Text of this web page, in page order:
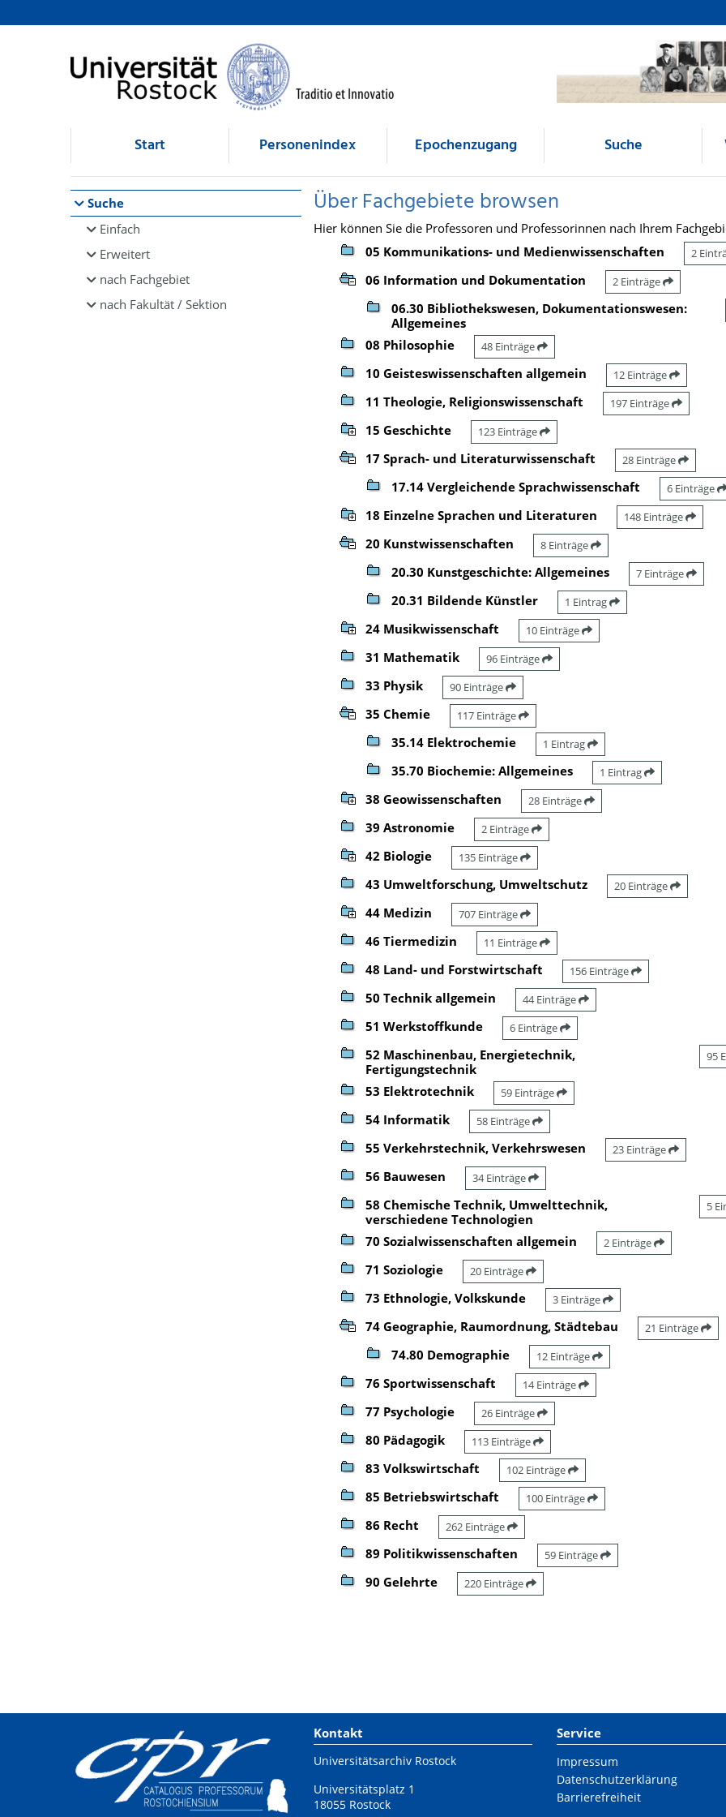
Browsen
direkt zum Inhalt
Start Personenindex Epochenzugang Suche
Suche
Einfach
Erweitert
nach Fachgebiet
nach Fakultät / Sektion
Über Fachgebiete browsen
Hier können Sie die Professoren und Professorinnen nach Ihrem
05 Kommunikations- und Medienwissenschaften
2
06 Information und Dokumentation 2 Einträge
06.30 Bibliothekswesen, Dokumentationswesen:
Allgemeines
08 Philosophie 48 Einträge
10 Geisteswissenschaften allgemein 12 Einträge
11 Theologie, Religionswissenschaft 197 Einträge
15 Geschichte 123 Einträge
17 Sprach- und Literaturwissenschaft 28 Einträge
17.14 Vergleichende Sprachwissenschaft 6 Einträge
18 Einzelne Sprachen und Literaturen 148 Einträge
20 Kunstwissenschaften 8 Einträge
20.30 Kunstgeschichte: Allgemeines 7 Einträge
20.31 Bildende Künstler 1 Eintrag
24 Musikwissenschaft 10 Einträge
31 Mathematik 96 Einträge
33 Physik 90 Einträge
35 Chemie 117 Einträge
35.14 Elektrochemie 1 Eintrag
35.70 Biochemie: Allgemeines 1 Eintrag
38 Geowissenschaften 28 Einträge
39 Astronomie 2 Einträge
42 Biologie 135 Einträge
43 Umweltforschung, Umweltschutz 20 Einträge
44 Medizin 707 Einträge
46 Tiermedizin 11 Einträge
48 Land- und Forstwirtschaft 156 Einträge
50 Technik allgemein 44 Einträge
51 Werkstoffkunde 6 Einträge
52 Maschinenbau, Energietechnik,
Fertigungstechnik
95
53 Elektrotechnik 59 Einträge
54 Informatik 58 Einträge
55 Verkehrstechnik, Verkehrswesen 23 Einträge
56 Bauwesen 34 Einträge
58 Chemische Technik, Umwelttechnik,
verschiedene Technologien
5
70 Sozialwissenschaften allgemein 2 Einträge
71 Soziologie 20 Einträge
73 Ethnologie, Volkskunde 3 Einträge
74 Geographie, Raumordnung, Städtebau 21 Einträge
74.80 Demographie 12 Einträge
76 Sportwissenschaft 14 Einträge
77 Psychologie 26 Einträge
80 Pädagogik 113 Einträge
83 Volkswirtschaft 102 Einträge
85 Betriebswirtschaft 100 Einträge
86 Recht 262 Einträge
89 Politikwissenschaften 59 Einträge
90 Gelehrte 220 Einträge
Kontakt
Universitätsarchiv Rostock
Universitätsplatz 1
18055 Rostock
Service
Impressum
Datenschutzerklärung
Barrierefreiheit